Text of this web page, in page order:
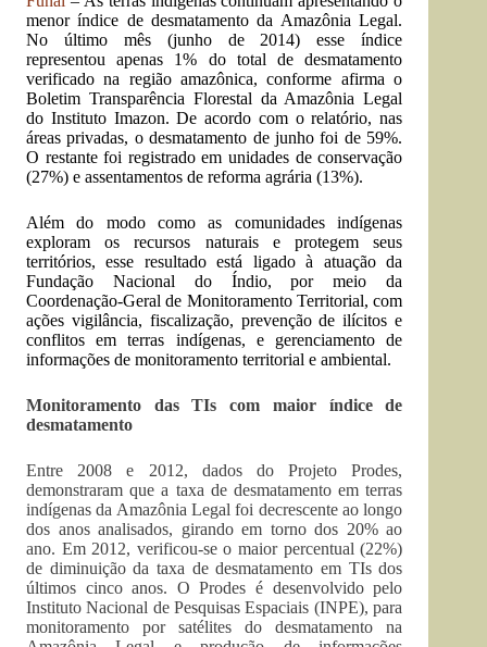
menor índice de desmatamento da Amazônia Legal.
No último mês (junho de 2014) esse índice
representou apenas 1% do total de desmatamento
verificado na região amazônica, conforme afirma o
Boletim Transparência Florestal da Amazônia Legal
do Instituto Imazon. De acordo com o relatório, nas
áreas privadas, o desmatamento de junho foi de 59%.
O restante foi registrado em unidades de conservação
(27%) e assentamentos de reforma agrária (13%).
Além do modo como as comunidades indígenas
exploram os recursos naturais e protegem seus
territórios, esse resultado está ligado à atuação da
Fundação Nacional do Índio, por meio da
Coordenação-Geral de Monitoramento Territorial, com
ações vigilância, fiscalização, prevenção de ilícitos e
conflitos em terras indígenas, e gerenciamento de
informações de monitoramento territorial e ambiental.
Monitoramento das TIs com maior índice de
desmatamento
Entre 2008 e 2012, dados do Projeto Prodes,
demonstraram que a taxa de desmatamento em terras
indígenas da Amazônia Legal foi decrescente ao longo
dos anos analisados, girando em torno dos 20% ao
ano. Em 2012, verificou-se o maior percentual (22%)
de diminuição da taxa de desmatamento em TIs dos
últimos cinco anos. O Prodes é desenvolvido pelo
Instituto Nacional de Pesquisas Espaciais (INPE), para
monitoramento por satélites do desmatamento na